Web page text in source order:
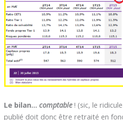
Le bilan… comptable ! (sic, le
publié doit donc être retraité en